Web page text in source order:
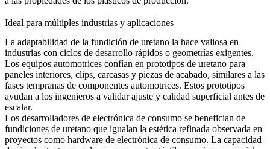
Ideal para múltiples industrias y aplicaciones
La adaptabilidad de la fundición de uretano la hace valiosa en
industrias con ciclos de desarrollo rápidos o geometrías exigentes.
Los equipos automotrices confían en prototipos de uretano para
paneles interiores, clips, carcasas y piezas de acabado, similares a las
fases tempranas de componentes automotrices. Estos prototipos
ayudan a los ingenieros a validar ajuste y calidad superficial antes de
escalar.
Los desarrolladores de electrónica de consumo se benefician de
fundiciones de uretano que igualan la estética refinada observada en
proyectos como hardware de electrónica de consumo. La capacidad